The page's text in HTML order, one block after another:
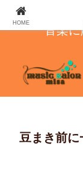
音楽
豆まき前に
HOME